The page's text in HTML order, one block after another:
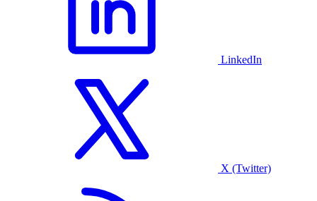
LinkedIn
X (Twitter)